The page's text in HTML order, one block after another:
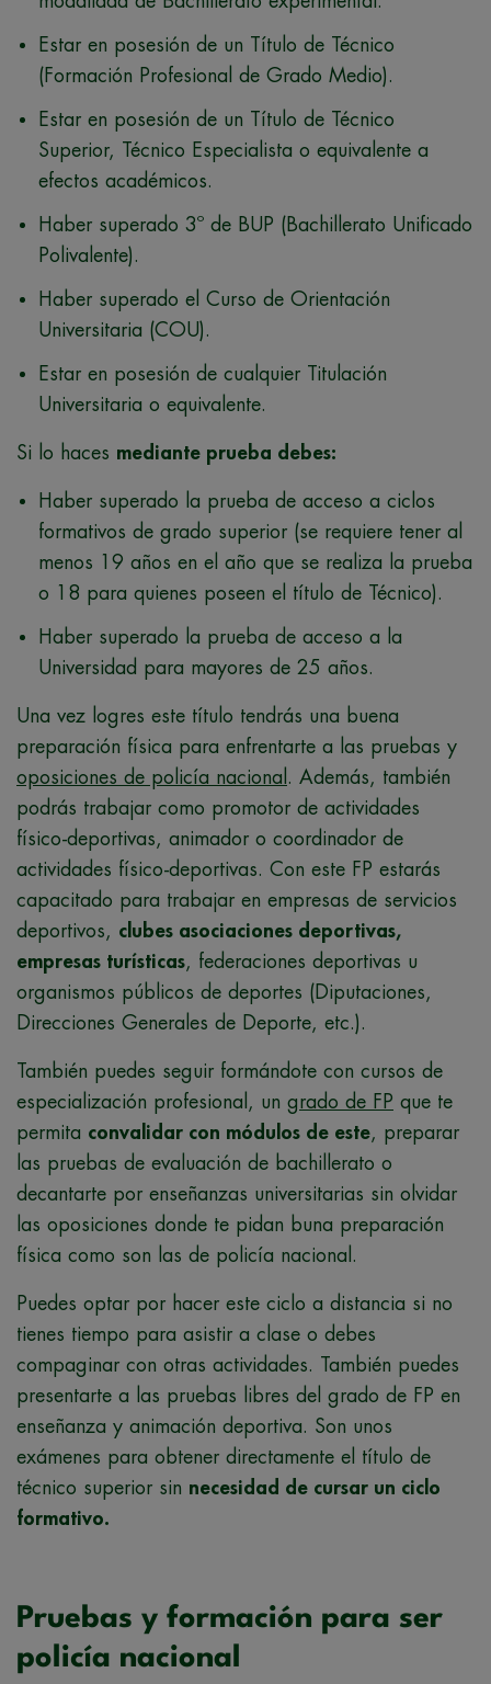
Estar en posesión de un Título de Técnico
(Formación Profesional de Grado Medio).
Estar en posesión de un Título de Técnico
Superior, Técnico Especialista o equivalente a
efectos académicos.
Haber superado 3º de BUP (Bachillerato Unificado
Polivalente).
​Haber superado el Curso de Orientación
Universitaria (COU).
Estar en posesión de cualquier Titulación
Universitaria o equivalente.
Si lo haces mediante prueba debes:
Haber superado la prueba de acceso a ciclos
formativos de grado superior (se requiere tener al
menos 19 años en el año que se realiza la prueba
o 18 para quienes poseen el título de Técnico).
Haber superado la prueba de acceso a la
Universidad para mayores de 25 años.
Una vez logres este título tendrás una buena
preparación física para enfrentarte a las pruebas y
oposiciones de policía nacional . Además, también
podrás trabajar como promotor de actividades
físico-deportivas, animador o coordinador de
actividades físico-deportivas. Con este FP estarás
capacitado para trabajar en empresas de servicios
deportivos, clubes asociaciones deportivas,
empresas turísticas, federaciones deportivas u
organismos públicos de deportes (Diputaciones,
Direcciones Generales de Deporte, etc.).
También puedes seguir formándote con cursos de
especialización profesional, un grado de FP que te
permita convalidar con módulos de este, preparar
las pruebas de evaluación de bachillerato o
decantarte por enseñanzas universitarias sin olvidar
las oposiciones donde te pidan buna preparación
física como son las de policía nacional.
Puedes optar por hacer este ciclo a distancia si no
tienes tiempo para asistir a clase o debes
compaginar con otras actividades. También puedes
presentarte a las pruebas libres del grado de FP en
enseñanza y animación deportiva. Son unos
exámenes para obtener directamente el título de
técnico superior sin necesidad de cursar un ciclo
formativo.
Pruebas y formación para ser
policía nacional